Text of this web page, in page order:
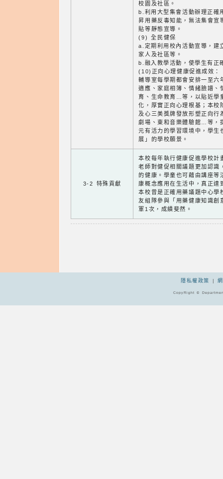
校園及社區。
b.利用大型集會活動辦理正確
昇用藥反毒知能，無法集會宣
貼等靜態宣導。
(9) 全民健保
a.定期利用校內活動宣導，建
家人及社區等。
b.融入教學活動，使學生有正
(10)正向心理健康促進成效：
輔導室每學期都會安排一至六
適應、家庭相簿、情緒臉譜、
育、生命教育…等，以貼近學
化，厚實正向心理根基；本校
及心三美獎牌發放形塑正向行
劇場、東和音樂體驗館…等，
元有活力的學習環境中，學生
展」的學校願景。
3-2 特殊貢獻
本校每年執行健康促進學校計
老師對健促相關議題更加認識
的健康。學童也可藉由講座等
康概念應用在生活中，真正達
本校曾是正確用藥議題中心學
友組隊參與「用藥健康知識創
軍1次，成績斐然。
隱私權政策 |
CopyRight ©